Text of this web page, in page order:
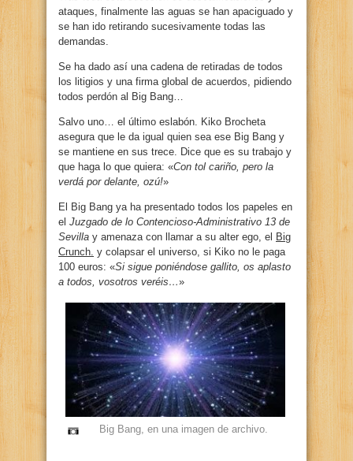
ataques, finalmente las aguas se han apaciguado y
se han ido retirando sucesivamente todas las
demandas.
Se ha dado así una cadena de retiradas de todos
los litigios y una firma global de acuerdos, pidiendo
todos perdón al Big Bang…
Salvo uno… el último eslabón. Kiko Brocheta
asegura que le da igual quien sea ese Big Bang y
se mantiene en sus trece. Dice que es su trabajo y
que haga lo que quiera: «Con tol cariño, pero la
verdá por delante, ozú!»
El Big Bang ya ha presentado todos los papeles en
el Juzgado de lo Contencioso-Administrativo 13 de
Sevilla y amenaza con llamar a su alter ego, el Big
Crunch. y colapsar el universo, si Kiko no le paga
100 euros: «Si sigue poniéndose gallito, os aplasto
a todos, vosotros veréis…»
Big Bang, en una imagen de archivo.